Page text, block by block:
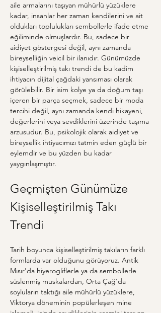
aile armalarını taşıyan mühürlü yüzüklere
kadar, insanlar her zaman kendilerini ve ait
oldukları toplulukları sembollerle ifade etme
eğiliminde olmuşlardır. Bu, sadece bir
aidiyet göstergesi değil, aynı zamanda
bireyselliğin veicil bir ilanıdır. Günümüzde
kişiselleştirilmiş takı trendi de bu kadim
ihtiyacın dijital çağdaki yansıması olarak
görülebilir. Bir isim kolye ya da doğum taşı
içeren bir parça seçmek, sadece bir moda
tercihi değil, aynı zamanda kendi hikayeni,
değerlerini veya sevdiklerini üzerinde taşıma
arzusudur. Bu, psikolojik olarak aidiyet ve
bireysellik ihtiyacımızı tatmin eden güçlü bir
eylemdir ve bu yüzden bu kadar
yaygınlaşmıştır.
Geçmişten Günümüze
Kişiselleştirilmiş Takı
Trendi
Tarih boyunca kişiselleştirilmiş takıların farklı
formlarda var olduğunu görüyoruz. Antik
Mısır'da hiyerogliflerle ya da sembollerle
süslenmiş muskalardan, Orta Çağ'da
soyluların taktığı aile mühürlü yüzüklere,
Viktorya döneminin popülerleşen mine